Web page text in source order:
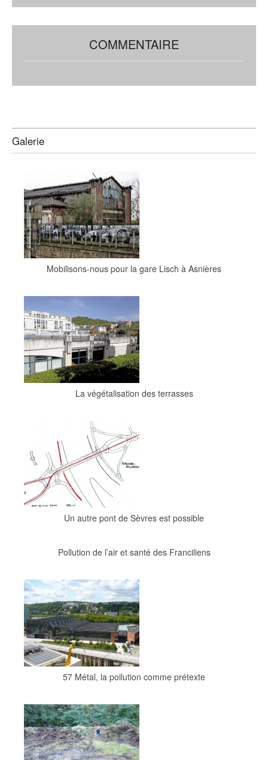
COMMENTAIRE
Galerie
Mobilisons-nous pour la gare Lisch à Asnières
La végétalisation des terrasses
Un autre pont de Sèvres est possible
Pollution de l’air et santé des Franciliens
57 Métal, la pollution comme prétexte